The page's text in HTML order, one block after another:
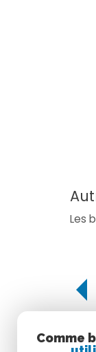
Les
La
Comme